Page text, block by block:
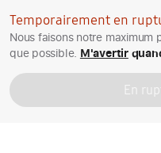
Temporairement en
Nous faisons notre
que possible. M'avertir
En